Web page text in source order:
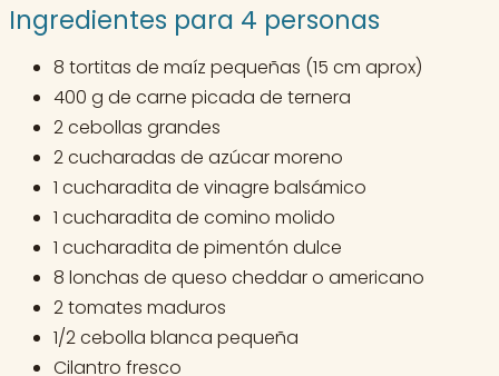
Ingredientes para 4 personas
8 tortitas de maíz pequeñas (15 cm aprox)
400 g de carne picada de ternera
2 cebollas grandes
2 cucharadas de azúcar moreno
1 cucharadita de vinagre balsámico
1 cucharadita de comino molido
1 cucharadita de pimentón dulce
8 lonchas de queso cheddar o americano
2 tomates maduros
1/2 cebolla blanca pequeña
Cilantro fresco